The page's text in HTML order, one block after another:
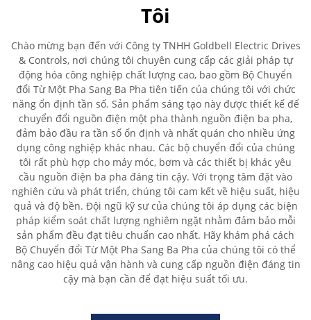
Tôi
Chào mừng bạn đến với Công ty TNHH Goldbell Electric Drives
& Controls, nơi chúng tôi chuyên cung cấp các giải pháp tự
động hóa công nghiệp chất lượng cao, bao gồm Bộ Chuyển
đổi Từ Một Pha Sang Ba Pha tiên tiến của chúng tôi với chức
năng ổn định tần số. Sản phẩm sáng tạo này được thiết kế để
chuyển đổi nguồn điện một pha thành nguồn điện ba pha,
đảm bảo đầu ra tần số ổn định và nhất quán cho nhiều ứng
dụng công nghiệp khác nhau. Các bộ chuyển đổi của chúng
tôi rất phù hợp cho máy móc, bơm và các thiết bị khác yêu
cầu nguồn điện ba pha đáng tin cậy. Với trọng tâm đặt vào
nghiên cứu và phát triển, chúng tôi cam kết về hiệu suất, hiệu
quả và độ bền. Đội ngũ kỹ sư của chúng tôi áp dụng các biện
pháp kiểm soát chất lượng nghiêm ngặt nhằm đảm bảo mỗi
sản phẩm đều đạt tiêu chuẩn cao nhất. Hãy khám phá cách
Bộ Chuyển đổi Từ Một Pha Sang Ba Pha của chúng tôi có thể
nâng cao hiệu quả vận hành và cung cấp nguồn điện đáng tin
cậy mà bạn cần để đạt hiệu suất tối ưu.